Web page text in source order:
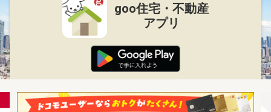
goo住宅・不動産
アプリ